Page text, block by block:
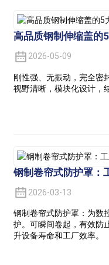
高品质钢制伸缩盖的
2026-05-09
刚性强、无振动，完全密
视野清晰，模块化设计，
钢制卷帘式防护罩：
2026-03-13
钢制卷帘式防护罩：为数
护。可瞬间卷起，有效防
升设备寿命和工厂效率。